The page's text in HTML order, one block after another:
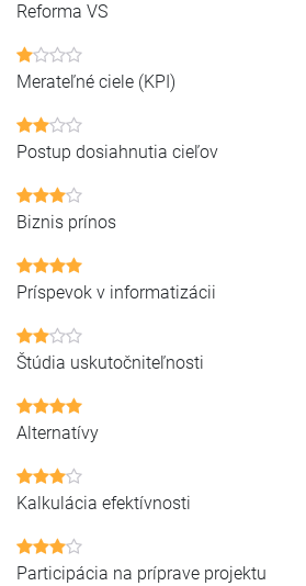
Reforma VS
Merateľné ciele (KPI)
Postup dosiahnutia cieľov
Biznis prínos
Príspevok v informatizácii
Štúdia uskutočniteľnosti
Alternatívy
Kalkulácia efektívnosti
Participácia na príprave projektu